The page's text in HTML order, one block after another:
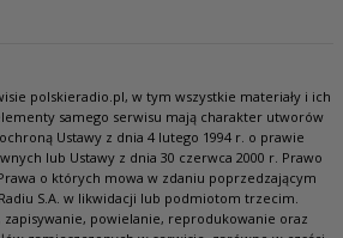
polskieradio.pl, w tym wszystkie materiały i ich
samego serwisu mają charakter utworów
Ustawy z dnia 4 lutego 1994 r. o prawie
lub Ustawy z dnia 30 czerwca 2000 r. Prawo
o których mowa w zdaniu poprzedzającym
S.A. w likwidacji lub podmiotom trzecim.
zapisywanie, powielanie, reprodukowanie oraz